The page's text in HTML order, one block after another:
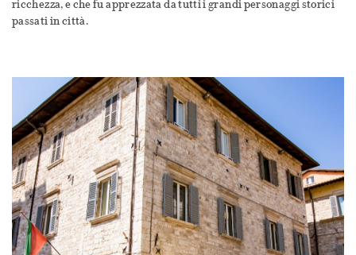
ricchezza, e che fu apprezzata da tutti i grandi personaggi storici
passati in città.